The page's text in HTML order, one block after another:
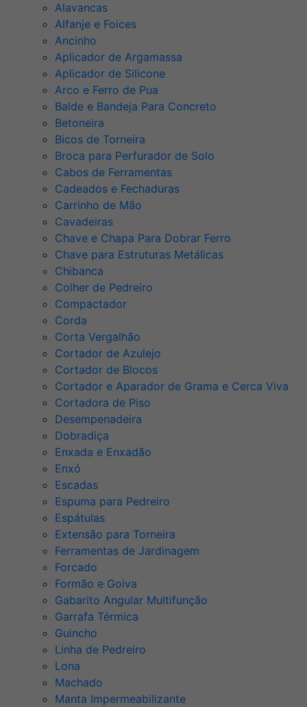
Alavancas
Alfanje e Foices
Ancinho
Aplicador de Argamassa
Aplicador de Silicone
Arco e Ferro de Pua
Balde e Bandeja Para Concreto
Betoneira
Bicos de Torneira
Broca para Perfurador de Solo
Cabos de Ferramentas
Cadeados e Fechaduras
Carrinho de Mão
Cavadeiras
Chave e Chapa Para Dobrar Ferro
Chave para Estruturas Metálicas
Chibanca
Colher de Pedreiro
Compactador
Corda
Corta Vergalhão
Cortador de Azulejo
Cortador de Blocos
Cortador e Aparador de Grama e Cerca Viva
Cortadora de Piso
Desempenadeira
Dobradiça
Enxada e Enxadão
Enxó
Escadas
Espuma para Pedreiro
Espátulas
Extensão para Torneira
Ferramentas de Jardinagem
Forcado
Formão e Goiva
Gabarito Angular Multifunção
Garrafa Térmica
Guincho
Linha de Pedreiro
Lona
Machado
Manta Impermeabilizante